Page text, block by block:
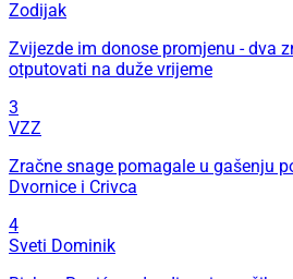
Zodijak
Zvijezde im donose promjenu - dva
otputovati na duže vrijeme
3
VZZ
Zračne snage pomagale u gašenju
Dvornice i Crivca
4
Sveti Dominik